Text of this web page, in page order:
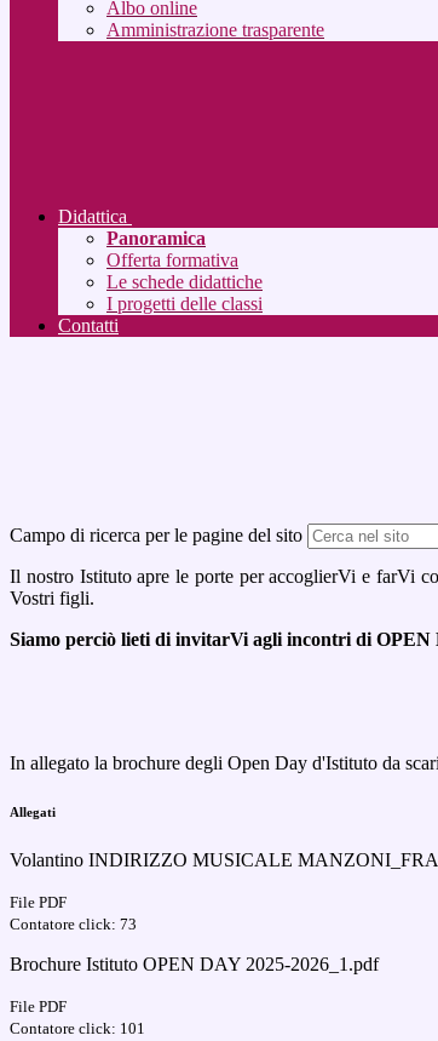
Albo online
Amministrazione trasparente
Didattica
Panoramica
Offerta formativa
Le schede didattiche
I progetti delle classi
Contatti
Campo di ricerca per le pagine del sito
Il nostro Istituto apre le porte per accoglierVi e farVi
Vostri figli.
Siamo perciò lieti di invitarVi agli incontri di
In allegato la brochure degli Open Day d'Istituto da
Allegati
Volantino INDIRIZZO MUSICALE
File PDF
Contatore click: 73
Brochure Istituto OPEN DAY 2025-2026_1.pdf
File PDF
Contatore click: 101